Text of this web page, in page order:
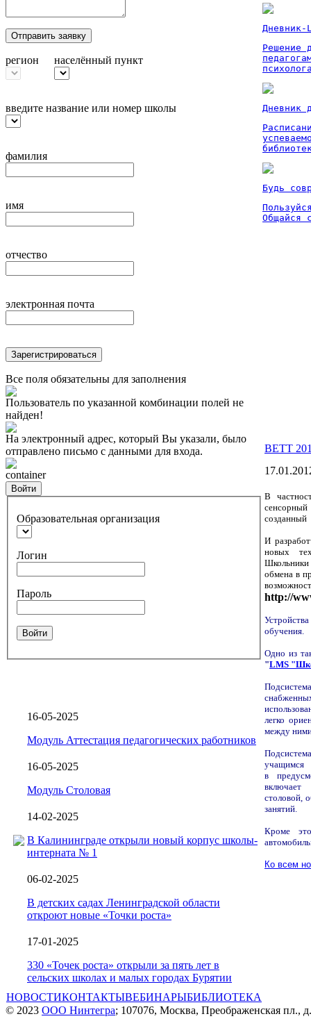
Отправить заявку
регион населённый пункт
введите название или номер школы
фамилия
имя
отчество
электронная почта
Зарегистрироваться
Все поля обязательны для заполнения
Пользователь по указанной комбинации полей не
найден!
На электронный адрес, который Вы указали, было
отправлено письмо с данными для входа.
container
Войти
Образовательная организация
Логин
Пароль
Войти
16-05-2025
Модуль Аттестация педагогических работников
16-05-2025
Модуль Столовая
14-02-2025
В Калининграде открыли новый корпус школы-
интерната № 1
06-02-2025
В детских садах Ленинградской области
откроют новые «Точки роста»
17-01-2025
330 «Точек роста» открыли за пять лет в
сельских школах и малых городах Бурятии
Дневник-
Решение
Дневник
Будь
Общайся
BETT
В
созданный
И
новых
Школьники
обмена в
http://
обучения.
Одно из
"LMS
легко
между
в
столовой,
занятий.
Кроме
Ко всем
НОВОСТИКОНТАКТЫВЕБИНАРЫБИБЛИОТЕКА
© 2023 ООО Нинтегра; 107076, Москва, Преображенская пл.,